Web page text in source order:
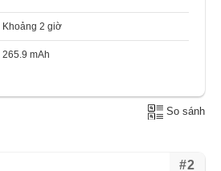
Khoảng 2 giờ
265.9 mAh
So sánh
#2